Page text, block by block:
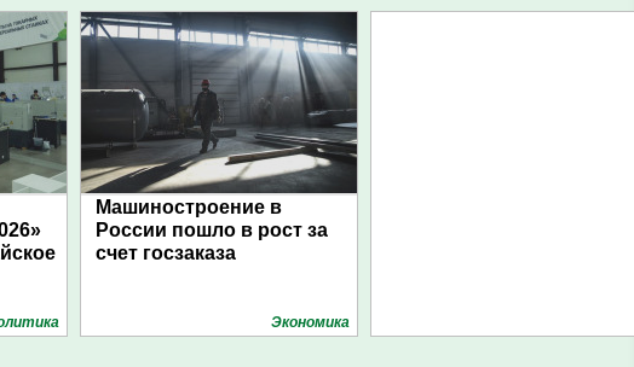
Машиностроение в
России пошло в рост за
счет госзаказа
Экономика